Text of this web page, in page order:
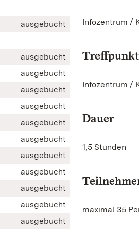
ausgebucht
ausgebucht
ausgebucht
ausgebucht
ausgebucht
ausgebucht
ausgebucht
ausgebucht
ausgebucht
ausgebucht
ausgebucht
ausgebucht
Infozentrum /
Treffpunkt
Infozentrum /
Dauer
1,5 Stunden
maximal 35